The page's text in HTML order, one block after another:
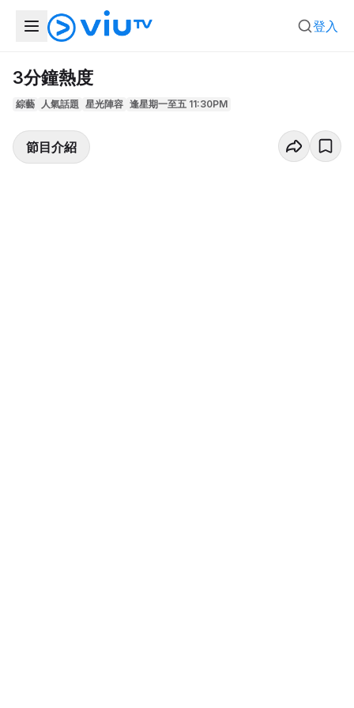
登入
3分鐘熱度
綜藝 人氣話題 星光陣容 逢星期一至五 11:30PM
節目介紹